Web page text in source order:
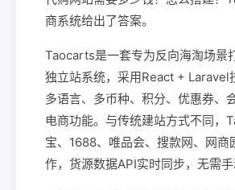
商系统给出了答案。
Taocarts是一套专为反向海淘场景
独立站系统，采用React + Laravel
多语言、多币种、积分、优惠券、
电商功能。与传统建站方式不同，
宝、1688、唯品会、搜款网、网商
作，货源数据API实时同步，无需手